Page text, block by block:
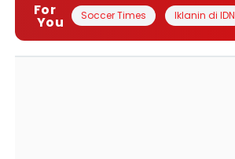
For
You Soccer Times Iklanin di IDN